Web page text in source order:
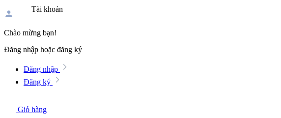
Tài khoản
Chào mừng bạn!
Đăng nhập hoặc đăng ký
Đăng nhập
Đăng ký
Giỏ hàng